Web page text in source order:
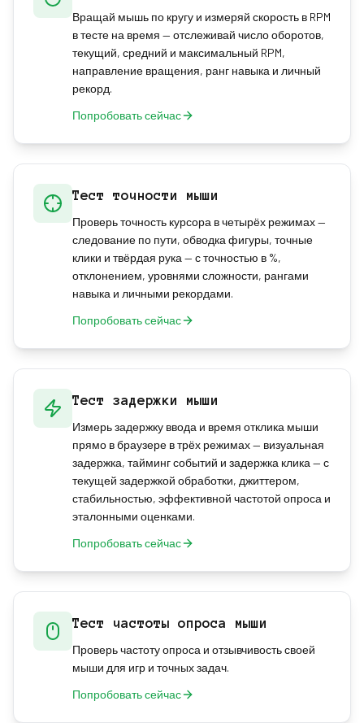
Вращай мышь по кругу и измеряй скорость в RPM
в тесте на время — отслеживай число оборотов,
текущий, средний и максимальный RPM,
направление вращения, ранг навыка и личный
рекорд.
Попробовать сейчас
Тест точности мыши
Проверь точность курсора в четырёх режимах —
следование по пути, обводка фигуры, точные
клики и твёрдая рука — с точностью в %,
отклонением, уровнями сложности, рангами
навыка и личными рекордами.
Попробовать сейчас
Тест задержки мыши
Измерь задержку ввода и время отклика мыши
прямо в браузере в трёх режимах — визуальная
задержка, тайминг событий и задержка клика — с
текущей задержкой обработки, джиттером,
стабильностью, эффективной частотой опроса и
эталонными оценками.
Попробовать сейчас
Тест частоты опроса мыши
Проверь частоту опроса и отзывчивость своей
мыши для игр и точных задач.
Попробовать сейчас